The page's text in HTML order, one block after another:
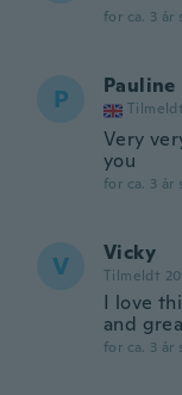
for ca. 3 år
P Pauline
Very
you
for ca. 3 år
V Vicky
Tilmeldt
I love
and
for ca. 3 år